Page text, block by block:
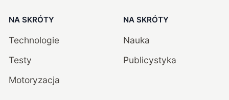
NA SKRÓTY
Technologie
Testy
Motoryzacja
NA SKRÓTY
Nauka
Publicystyka